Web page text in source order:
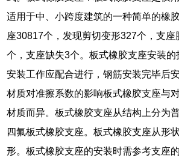
适用于中、小跨度建筑的一种简单的橡
座30817个，发现剪切变形327个，支
个，支座缺失3个。板式橡胶支座安装
安装工作应配合进行，钢筋安装完毕后
材质对准擦系数的影响板式橡胶支座与
材质而异。板式橡胶支座从结构上分为
四氟板式橡胶支座。板式橡胶支座从形
形。板式橡胶支座的安装时需参考支座